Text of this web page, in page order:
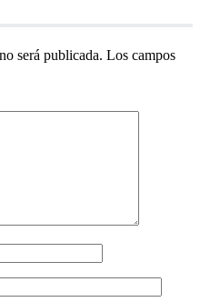
será publicada. Los campos